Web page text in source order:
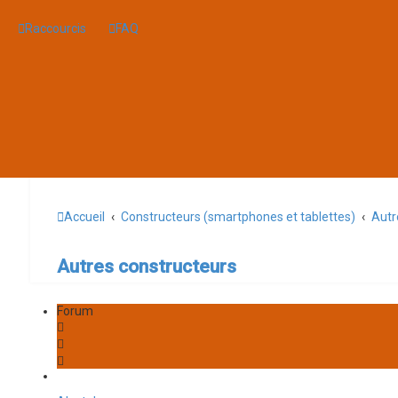
Raccourcis FAQ
Accueil Constructeurs (smartphones et tablettes)
Autres constructeurs
Forum